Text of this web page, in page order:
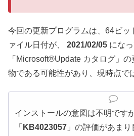
今回の更新プログラムは、64ビッ
ァイル日付が、 2021/02/05 にな
「Microsoft®Update カタログ」
物である可能性があり、現時点で
インストールの意図は不明です
「 KB4023057 」の評価があま